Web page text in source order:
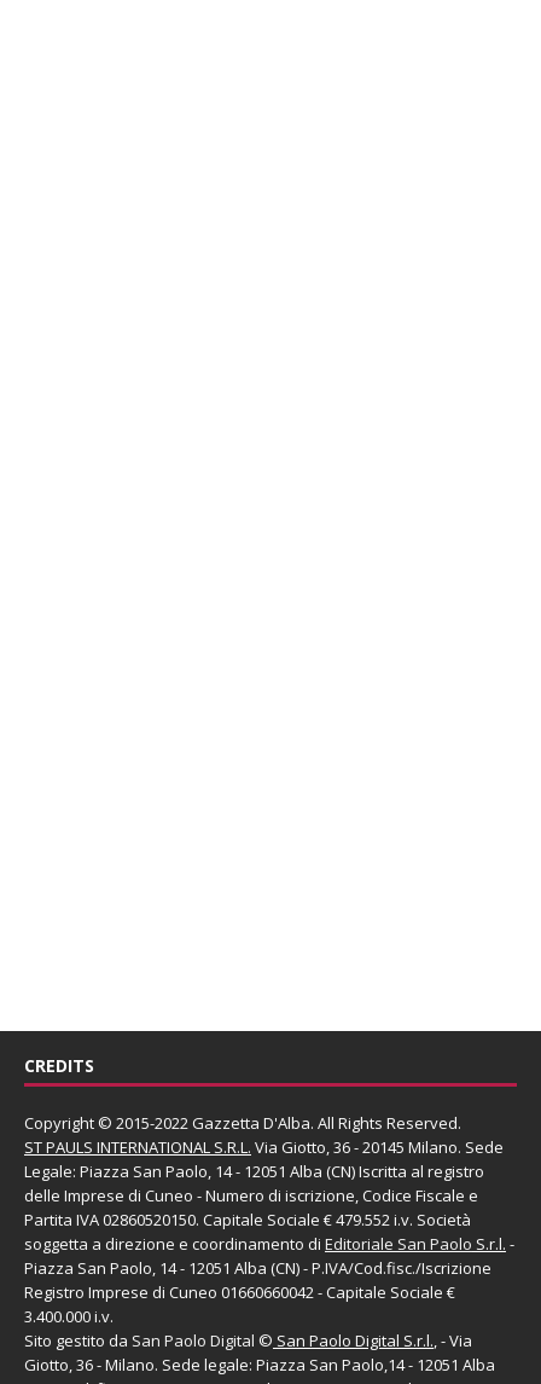
CREDITS
Copyright © 2015-2022 Gazzetta D'Alba. All Rights Reserved.
ST PAULS INTERNATIONAL S.R.L. Via Giotto, 36 - 20145 Milano. Sede
Legale: Piazza San Paolo, 14 - 12051 Alba (CN) Iscritta al registro
delle Imprese di Cuneo - Numero di iscrizione, Codice Fiscale e
Partita IVA 02860520150. Capitale Sociale € 479.552 i.v. Società
soggetta a direzione e coordinamento di Editoriale San Paolo S.r.l. -
Piazza San Paolo, 14 - 12051 Alba (CN) - P.IVA/Cod.fisc./Iscrizione
Registro Imprese di Cuneo 01660660042 - Capitale Sociale €
3.400.000 i.v.
Sito gestito da San Paolo Digital © San Paolo Digital S.r.l., - Via
Giotto, 36 - Milano. Sede legale: Piazza San Paolo,14 - 12051 Alba